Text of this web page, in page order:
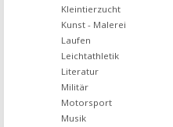
Kleintierzucht
Kunst - Malerei
Laufen
Leichtathletik
Literatur
Militär
Motorsport
Musik